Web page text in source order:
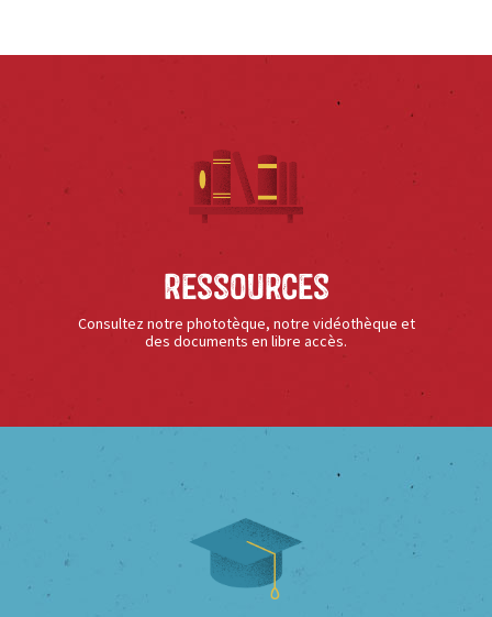
Ressources
Consultez notre phototèque, notre vidéothèque et
des documents en libre accès.